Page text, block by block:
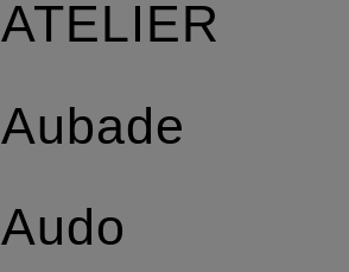
ATELIER
Aubade
Audo